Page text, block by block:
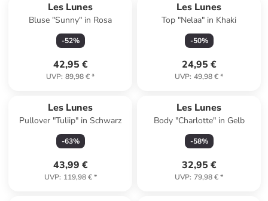
Les Lunes
Bluse "Sunny" in Rosa
-52%
42,95 €
UVP: 89,98 €*
Les Lunes
Top "Nelaa" in Khaki
-50%
24,95 €
UVP: 49,98 €*
Les Lunes
Pullover "Tuliip" in Schwarz
-63%
43,99 €
UVP: 119,98 €*
Les Lunes
Body "Charlotte" in Gelb
-58%
32,95 €
UVP: 79,98 €*